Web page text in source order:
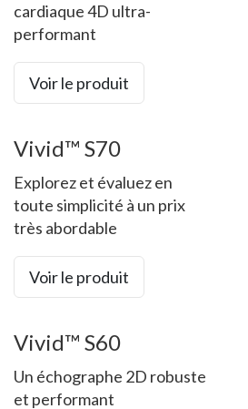
cardiaque 4D ultra-
performant
Voir le produit
Vivid™ S70
Explorez et évaluez en
toute simplicité à un prix
très abordable
Voir le produit
Vivid™ S60
Un échographe 2D robuste
et performant